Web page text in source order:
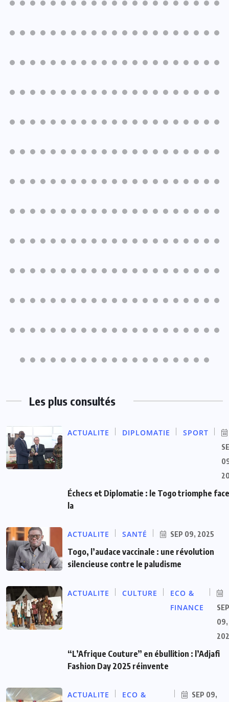
Les plus consultés
ACTUALITE DIPLOMATIE SPORT
Échecs et Diplomatie : le Togo triomphe
la
ACTUALITE SANTÉ SEP 09, 2025
Togo, l’audace vaccinale : une révolution
silencieuse contre le paludisme
ACTUALITE CULTURE
ECO &
FINANCE
SEP
09,
“L’Afrique Couture” en ébullition : l’Adjafi
Fashion Day 2025 réinvente
ACTUALITE ECO & SEP 09,